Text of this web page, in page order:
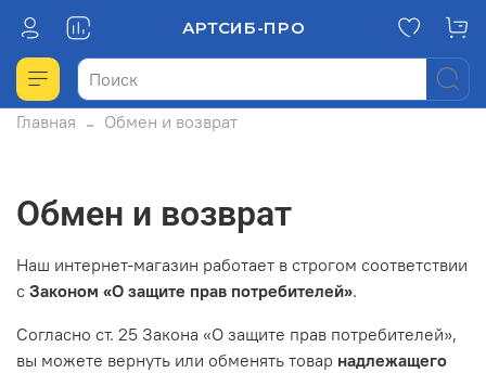
АРТСИБ-ПРО
Главная Обмен и возврат
Обмен и возврат
Наш интернет-магазин работает в строгом соответствии
с Законом «О защите прав потребителей».
Согласно ст. 25 Закона «О защите прав потребителей»,
вы можете вернуть или обменять товар надлежащего